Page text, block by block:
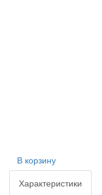
В корзину
Характеристики